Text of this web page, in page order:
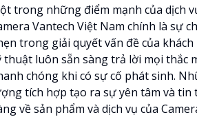
trong những điểm mạnh của dịch
Vantech Việt Nam chính là sự
trong giải quyết vấn đề của
thuật luôn sẵn sàng trả lời mọi thắc
chóng khi có sự cố phát sinh.
tích hợp tạo ra sự yên tâm và
về sản phẩm và dịch vụ của